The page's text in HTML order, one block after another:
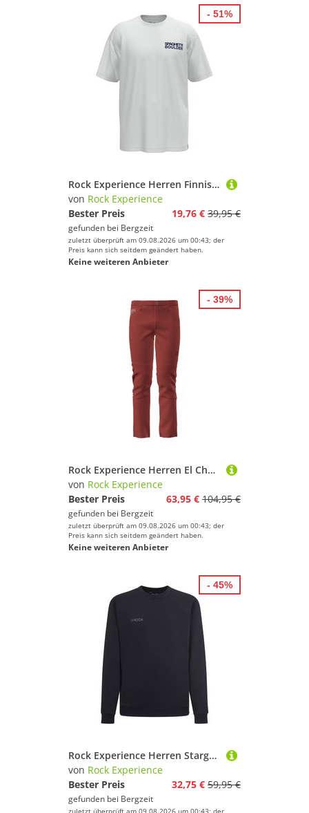
Rock Experience Herren Finnish Line T-Shirt
von Rock Experience
Bester Preis
19,76 € 39,95 €
gefunden bei Bergzeit
zuletzt überprüft am 09.08.2026 um 00:43; der
Preis kann sich seitdem geändert haben.
Keine weiteren Anbieter
- 51%
Rock Experience Herren El Chalten Hose
von Rock Experience
Bester Preis
63,95 € 104,95 €
gefunden bei Bergzeit
zuletzt überprüft am 09.08.2026 um 00:43; der
Preis kann sich seitdem geändert haben.
Keine weiteren Anbieter
- 39%
Rock Experience Herren Stargate Pullover
von Rock Experience
Bester Preis
32,75 € 59,95 €
gefunden bei Bergzeit
zuletzt überprüft am 09.08.2026 um 00:43; der
- 45%